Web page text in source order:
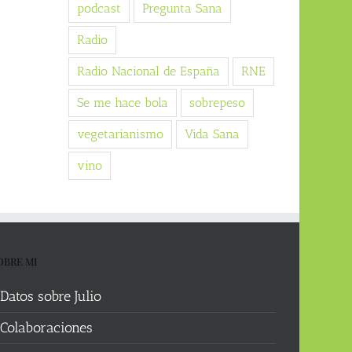
podcast Pregunta Sana
Radio
Radio Nacional de España RNE
Se me hace bola sobrepeso
vegetarianismo Vida Sana
vino
MI
Datos sobre Julio
Colaboraciones